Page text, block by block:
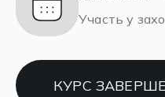
Участь у
КУРС